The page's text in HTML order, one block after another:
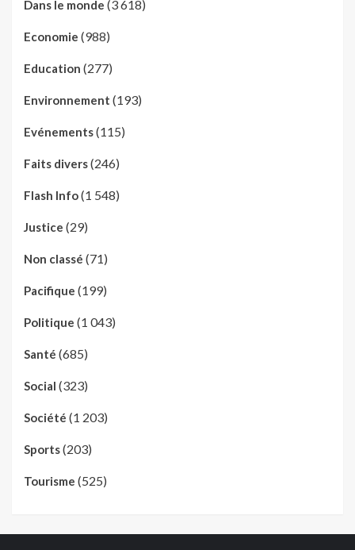
Dans le monde (3 618)
Economie (988)
Education (277)
Environnement (193)
Evénements(115)
Faits divers(246)
Flash Info(1 548)
Justice (29)
Non classé (71)
Pacifique (199)
Politique (1 043)
Santé (685)
Social (323)
Société (1 203)
Sports(203)
Tourisme (525)